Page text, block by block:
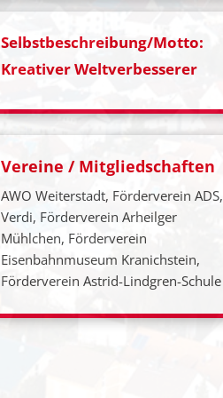
Selbstbeschreibung/Motto:
Kreativer Weltverbesserer
Vereine / Mitgliedschaften
AWO Weiterstadt, Förderverein ADS,
Verdi, Förderverein Arheilger
Mühlchen, Förderverein
Eisenbahnmuseum Kranichstein,
Förderverein Astrid-Lindgren-Schule